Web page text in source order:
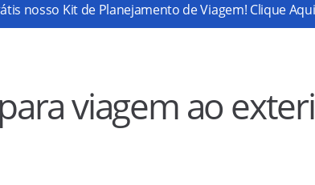
nosso Kit de Planejamento de Viagem! Clique
viagem ao